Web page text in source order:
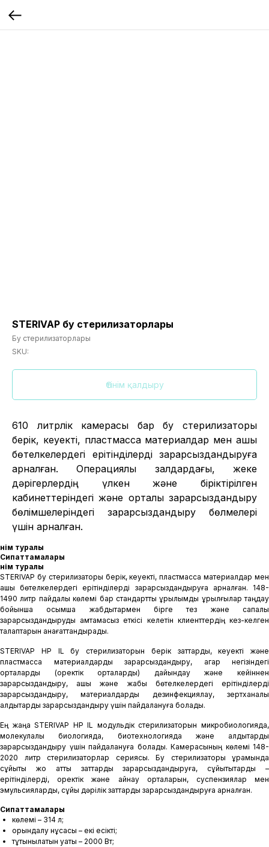
STERIVAP бу стерилизаторлары
Бу стерилизаторлары
SKU:
Өтінім қалдыру
610 литрлік камерасы бар бу стерилизаторы
берік, кеуекті, пластмасса материалдар мен ашық
бөтелкелердегі ерітінділерді зарарсыздандыруға
арналған. Операциялық залдардағы, жеке
дәрігерлердің үлкен және біріктірілген
кабинеттеріндегі және орталық зарарсыздандыру
бөлімшелеріндегі зарарсыздандыру бөлмелері
үшін арналған.
Өнім туралы
Сипаттамалары
Өнім туралы
STERIVAP бу стерилизаторы берік, кеуекті, пластмасса материалдар мен
ашық бөтелкелердегі ерітінділерді зарарсыздандыруға арналған. 148-
1490 литр пайдалы көлемі бар стандартты құрылымды құрылғылар таңдау
бойынша қосымша жабдықтармен бірге тез және сапалы
зарарсыздандыруды қамтамасыз еткісі келетін клиенттердің кез-келген
талаптарын қанағаттандырады.
STERIVAP HP IL бу стерилизаторын берік заттарды, кеуекті және
пластмасса материалдарды зарарсыздандыру, агар негізіндегі
орталарды (қоректік орталарды) дайындау және кейіннен
зарарсыздандыру, ашық және жабық бөтелкелердегі ерітінділерді
зарарсыздандыру, материалдарды дезинфекциялау, зертханалық
қалдықтарды зарарсыздандыру үшін пайдалануға болады.
Ең жаңа STERIVAP HP IL модульдік стерилизаторын микробиологияда,
молекулалық биологияда, биотехнологияда және қалдықтарды
зарарсыздандыру үшін пайдалануға болады. Камерасының көлемі 148-
2020 литр стерилизаторлар сериясы. Бу стерилизаторы құрамында
сұйықтық жоқ қатты заттарды зарарсыздандыруға, сұйықтықтарды –
ерітінділерді, қоректік және қайнау орталарын, суспензиялар мен
эмульсияларды, сұйық дәрілік заттарды зарарсыздандыруға арналған.
Сипаттамалары
көлемі – 314 л;
орындалу нұсқасы – екі есікті;
тұтынылатын қуаты – 2000 Вт;